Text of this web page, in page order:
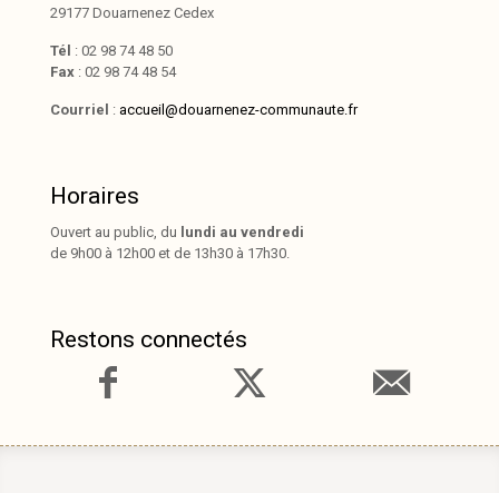
29177 Douarnenez Cedex
Tél : 02 98 74 48 50
Fax : 02 98 74 48 54
Courriel : accueil@douarnenez-communaute.fr
Horaires
Ouvert au public, du lundi au vendredi
de 9h00 à 12h00 et de 13h30 à 17h30.
Restons connectés